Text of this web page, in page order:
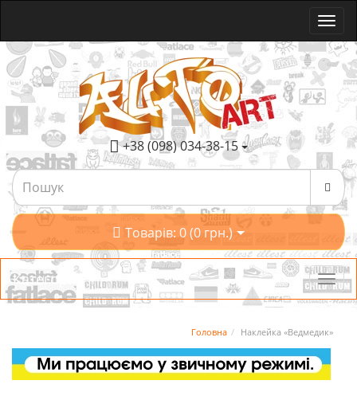
+38 (098) 034-38-15
Товарів: 0 (0 грн.)
Категорії
Головна Наклейка «Ведмедик»